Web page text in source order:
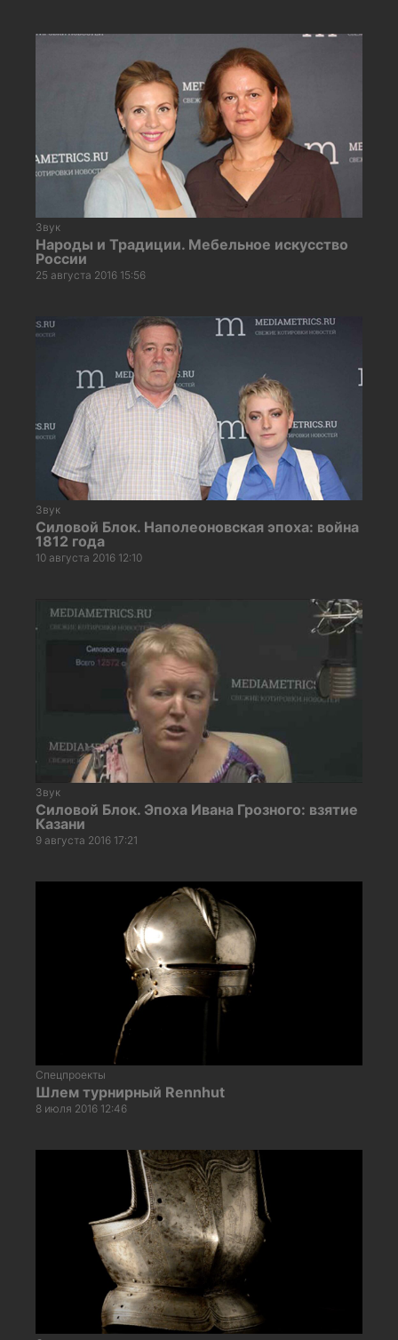
Звук
Народы и Традиции. Мебельное искусство
России
25 августа 2016 15:56
Звук
Силовой Блок. Наполеоновская эпоха: война
1812 года
10 августа 2016 12:10
Звук
Силовой Блок. Эпоха Ивана Грозного: взятие
Казани
9 августа 2016 17:21
Спецпроекты
Шлем турнирный Rennhut
8 июля 2016 12:46